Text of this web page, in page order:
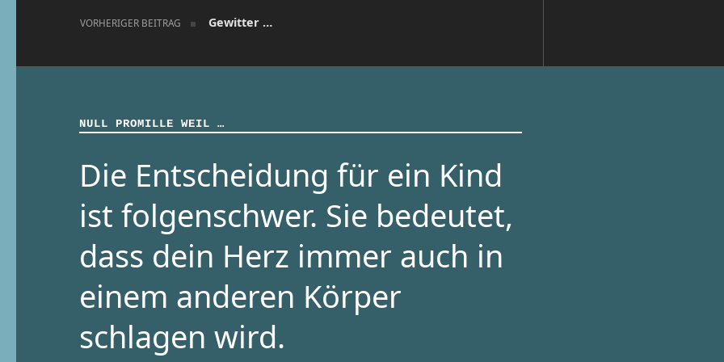
VORHERIGER BEITRAG Gewitter …
NULL PROMILLE WEIL …
Die Entscheidung für ein Kind
ist folgenschwer. Sie bedeutet,
dass dein Herz immer auch in
einem anderen Körper
schlagen wird.